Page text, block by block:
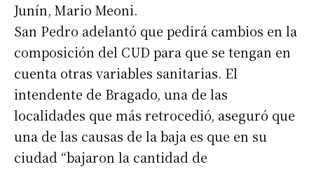
Junín, Mario Meoni.
San Pedro adelantó que pedirá cambios en la
composición del CUD para que se tengan en
cuenta otras variables sanitarias. El
intendente de Bragado, una de las
localidades que más retrocedió, aseguró que
una de las causas de la baja es que en su
ciudad “bajaron la cantidad de